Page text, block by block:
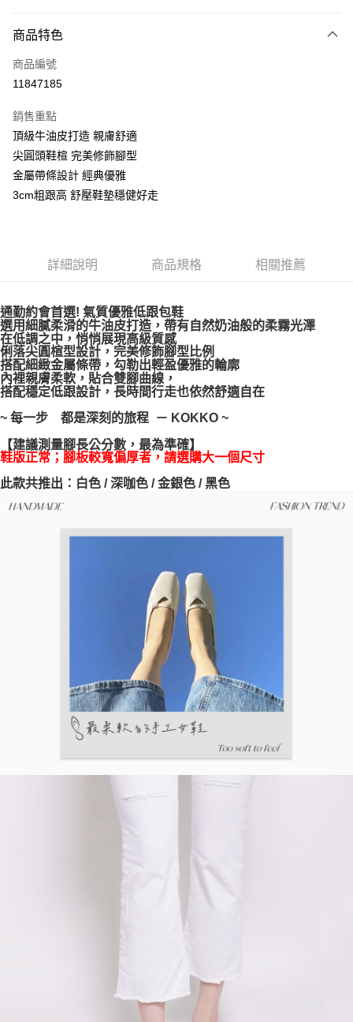
信用卡一次付款
LINE Pay
街口支付
悠遊付
AFTEE先享後付
便利好安心！
１．簡單：不需註冊會員、不需綁卡、不需儲值。
【「AFTEE先享後付」結帳流程】
１．於結帳方式選擇「AFTEE先享後付」後，將跳轉至「AFTEE先享後付」
結帳頁面，進行簡訊認證並確認金額後，即可完成結帳。
２．訂單成立數日內，您將收到繳費通知簡訊。
３．收到繳費通知簡訊後14天內，點擊此簡訊中的連結，可透過四大超商／
ATM／網路銀行／等多元方式進行付款，方視為交易完成。
※ 請注意：結帳手續完成當下不需立刻繳費，但若您需要取消訂單，請聯絡
購買商品的店家。未經商家同意取消之訂單仍視為有效，需透過AFTEE先享
後付繳納相關費用。
※ 交易是否成功請以「AFTEE先享後付 」之結帳頁面顯示為準，若有關於
客戶支援中心」https://netprotections.freshdesk.com/support/home
【注意事項】
易，需依本服務之必要範圍內提供個人資料，並將交易相關給付款項請求債
２．關於個人資料處理事宜，請瀏覽以下網址：
３．未成年的使用者請事先徵得法定代理人或監護人之同意方可使用
「AFTEE先享後付」，若未經同意申辦者引起之損失，本公司不負相關責
４．使用「AFTEE先享後付」時，將依據個別帳號之用戶狀況，依本公司即
時審查核予不同之上限額度；若仍有額度不足之情形，本公司將視審查結果
５．嚴禁一人註冊多個帳號或使用他人資訊註冊。若發現惡意使用之情形，
恩沛科技股份有限公司將有權停止該用戶之使用額度並採取法律行動。
宅配通
每筆NT$100，滿NT$999(含以上)免運費
商品特色
商品編號
11847185
銷售重點
頂級牛油皮打造 親膚舒適
尖圓頭鞋楦 完美修飾腳型
金屬帶條設計 經典優雅
3cm粗跟高 舒壓鞋墊穩健好走
詳細說明 商品規格 相關推薦
通勤約會首選! 氣質優雅低跟包鞋
選用細膩柔滑的牛油皮打造，帶有自然奶油般的柔霧光澤
在低調之中，悄悄展現高級質感
俐落尖圓楦型設計，完美修飾腳型比例
搭配細緻金屬條帶，勾勒出輕盈優雅的輪廓
內裡親膚柔軟，貼合雙腳曲線，
搭配穩定低跟設計，長時間行走也依然舒適自在
~ 每一步 都是深刻的旅程 － KOKKO ~
【建議測量腳長公分數，最為準確】
鞋版正常；腳板較寬偏厚者，請選購大一個尺寸
此款共推出：白色 / 深咖色 / 金銀色 / 黑色